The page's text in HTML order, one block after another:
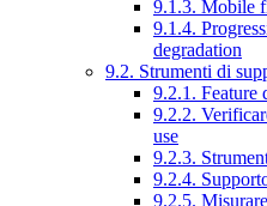
9.1.3. Mobile
9.1.4.
degradation
9.2. Strumenti di
9.2.1. Feature
9.2.2.
use
9.2.3.
9.2.4.
9.2.5.